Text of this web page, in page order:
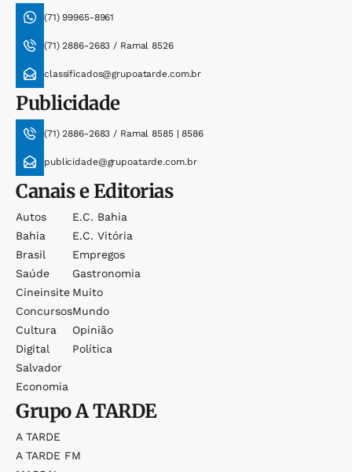
(71) 99965-8961
(71) 2886-2683 / Ramal 8526
classificados@grupoatarde.com.br
Publicidade
(71) 2886-2683 / Ramal 8585 | 8586
publicidade@grupoatarde.com.br
Canais e Editorias
Autos
Bahia
Brasil
Saúde
Cineinsite
Concursos
Cultura
Digital
Salvador
Economia
E.c. Bahia
E.c. Vitória
Empregos
Gastronomia
Muito
Mundo
Opinião
Política
GrupoA TARDE
A TARDE
A TARDE FM